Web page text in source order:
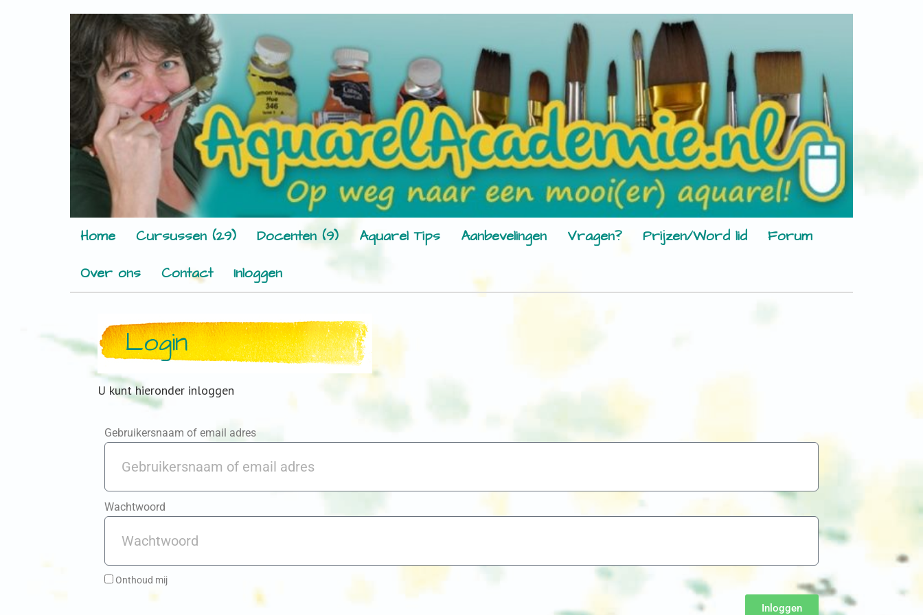
Home Cursussen (29) Docenten (9) Aquarel Tips Aanbevelingen Vragen? Prijzen/Word lid
Forum
Over ons
Contact Inloggen
Login
U kunt hieronder inloggen
Gebruikersnaam of email adres
Wachtwoord
Onthoud mij
Inloggen